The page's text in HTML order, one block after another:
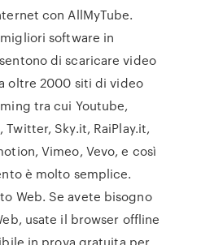
con AllMyTube.
software in
di scaricare video
oltre 2000 siti di video
tra cui Youtube,
Twitter, Sky.it, RaiPlay.it,
Vimeo, Vevo, e così
è molto semplice.
Web. Se avete bisogno
usate il browser offline
in prova gratuita per